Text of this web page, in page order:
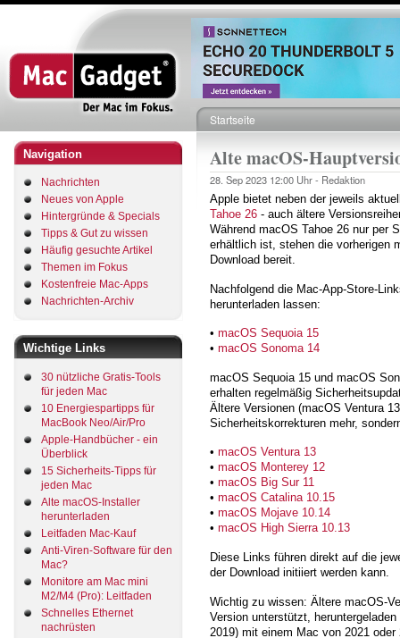
Direkt
zum
Inhalt
Navigation
Nachrichten
Neues von Apple
Hintergründe & Specials
Tipps & Gut zu wissen
Häufig gesuchte Artikel
Themen im Fokus
Kostenfreie Mac-Apps
Nachrichten-Archiv
Wichtige Links
30 nützliche Gratis-Tools
für jeden Mac
10 Energiespartipps für
MacBook Neo/Air/Pro
Apple-Handbücher - ein
Überblick
15 Sicherheits-Tipps für
jeden Mac
Alte macOS-Installer
herunterladen
Leitfaden Mac-Kauf
Anti-Viren-Software für den
Mac?
Monitore am Mac mini
M2/M4 (Pro): Leitfaden
Schnelles Ethernet
nachrüsten
Pfadnavigation
Startseite
Alte macOS-
28. Sep 2023 12:00 Uhr - Redaktion
Apple bietet neben der jeweils
Tahoe 26 - auch ältere
Während macOS Tahoe 26 nur per
erhältlich ist, stehen die vorherigen
Download bereit.
Nachfolgend die Mac-App-Store-
herunterladen lassen:
• macOS Sequoia 15
• macOS Sonoma 14
macOS Sequoia 15 und macOS
erhalten regelmäßig
Ältere Versionen (macOS Ventura
Sicherheitskorrekturen mehr,
• macOS Ventura 13
• macOS Monterey 12
• macOS Big Sur 11
• macOS Catalina 10.15
• macOS Mojave 10.14
• macOS High Sierra 10.13
Diese Links führen direkt auf die
der Download initiiert werden kann.
Wichtig zu wissen: Ältere macOS-
Version unterstützt,
2019) mit einem Mac von 2021